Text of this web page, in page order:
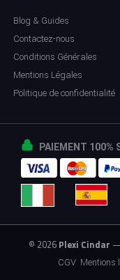
Blog & Guides
Contactez-nous
Conditions Générales
Mentions Légales
Politique de confidentialité
PAIEMENT 100%
© 2026 Plexi Cindar
CGV Mentions